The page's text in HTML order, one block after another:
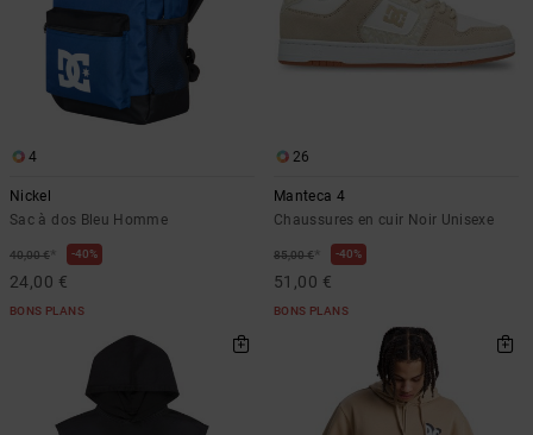
4
Nickel
Sac à dos Bleu Homme
40,00 €* 40%
24,00 €
BONS PLANS
26
Manteca 4
Chaussures en cuir Noir Unisexe
85,00 €* 40%
51,00 €
BONS PLANS